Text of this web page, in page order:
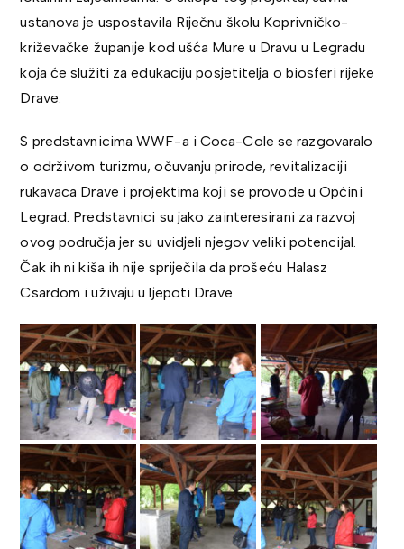
ustanova je uspostavila Riječnu školu Koprivničko-
križevačke županije kod ušća Mure u Dravu u Legradu
koja će služiti za edukaciju posjetitelja o biosferi rijeke
Drave.
S predstavnicima WWF-a i Coca-Cole se razgovaralo
o održivom turizmu, očuvanju prirode, revitalizaciji
rukavaca Drave i projektima koji se provode u Općini
Legrad. Predstavnici su jako zainteresirani za razvoj
ovog područja jer su uvidjeli njegov veliki potencijal.
Čak ih ni kiša ih nije spriječila da prošeću Halasz
Csardom i uživaju u ljepoti Drave.